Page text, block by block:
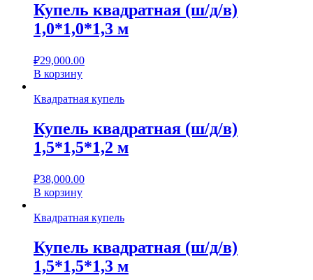
Купель квадратная (ш/д/в)
1,0*1,0*1,3 м
₽29,000.00
В корзину
Квадратная купель
Купель квадратная (ш/д/в)
1,5*1,5*1,2 м
₽38,000.00
В корзину
Квадратная купель
Купель квадратная (ш/д/в)
1,5*1,5*1,3 м